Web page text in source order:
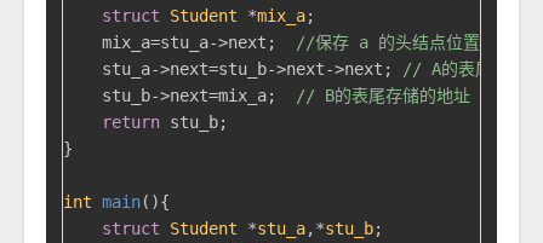
struct
Student *mix_a;
    mix_a=stu_a->next;
//保存 a 的头结点位置
    stu_a->next=stu_b->next->next;
// A的表尾存储得
    stu_b->next=mix_a;
// B的表尾存储的地址 改为 A
return stu_b;
}
int main(){
struct
Student *stu_a,*stu_b;